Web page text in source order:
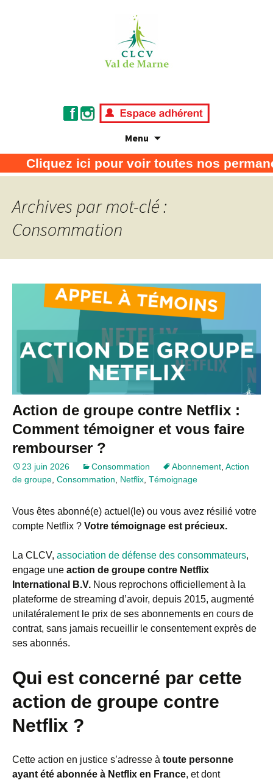
Menu
CLCV Val de Marne
Association de défense des consommateurs
et usagers
Cliquez ici pour voir toutes nos
Archives par mot-clé :
Consommation
Action de groupe contre Netflix :
Comment témoigner et vous faire
rembourser ?
23 juin 2026 Consommation Abonnement, Action
de groupe, Consommation, Netflix, Témoignage
Vous êtes abonné(e) actuel(le) ou vous avez résilié votre
compte Netflix ? Votre témoignage est précieux.
La CLCV, association de défense des consommateurs,
engage une action de groupe contre Netflix
International B.V. Nous reprochons officiellement à la
plateforme de streaming d’avoir, depuis 2015, augmenté
unilatéralement le prix de ses abonnements en cours de
contrat, sans jamais recueillir le consentement exprès de
ses abonnés.
Qui est concerné par cette
action de groupe contre
Netflix ?
Cette action en justice s’adresse à toute personne
ayant été abonnée à Netflix en France, et dont